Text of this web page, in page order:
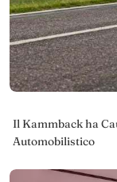
Il Kammback ha
Automobilistico